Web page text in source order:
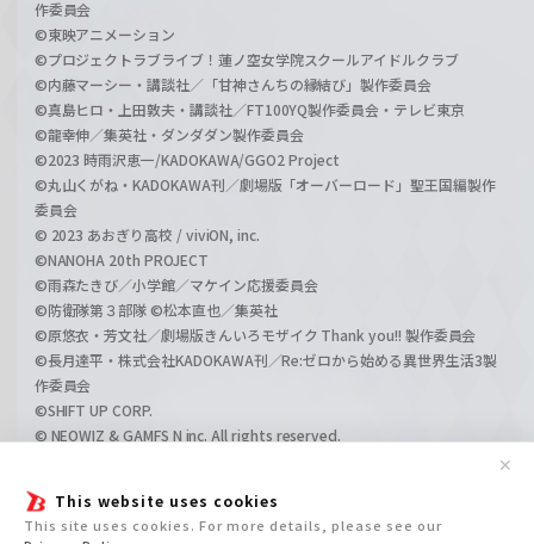
This website uses cookies
This site uses cookies. For more details, please see our
✕
作委員会
©東映アニメーション
©プロジェクトラブライブ！蓮ノ空女学院スクールアイドルクラブ
©内藤マーシー・講談社／「甘神さんちの縁結び」製作委員会
©真島ヒロ・上田敦夫・講談社／FT100YQ製作委員会・テレビ東京
©龍幸伸／集英社・ダンダダン製作委員会
©2023 時雨沢恵一/KADOKAWA/GGO2 Project
©丸山くがね・KADOKAWA刊／劇場版「オーバーロード」聖王国編製作
委員会
© 2023 あおぎり高校 / viviON, inc.
©NANOHA 20th PROJECT
©雨森たきび／小学館／マケイン応援委員会
©防衛隊第３部隊 ©松本直也／集英社
©原悠衣・芳文社／劇場版きんいろモザイク Thank you!! 製作委員会
©長月達平・株式会社KADOKAWA刊／Re:ゼロから始める異世界生活3製
作委員会
©SHIFT UP CORP.
© NEOWIZ & GAMFS N inc. All rights reserved.
©GIRLS und PANZER Film Projekt
©GIRLS und PANZER Finale Projekt